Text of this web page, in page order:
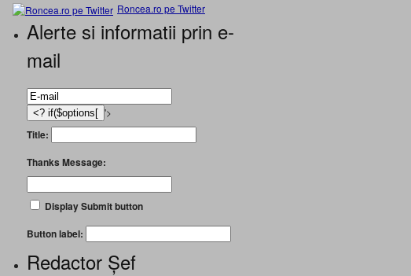
Roncea.ro pe Twitter
Alerte si informatii prin e-
mail
'>
Title:
Thanks Message:
Display Submit button
Button label:
Redactor Șef